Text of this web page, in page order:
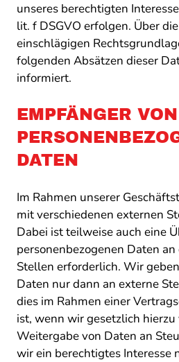
unseres berechtigten
lit. f DSGVO erfolgen. Über
einschlägigen
folgenden Absätzen dieser
informiert.
EMPFÄNGER VON
DATEN
Im Rahmen unserer
mit verschiedenen externen
Dabei ist teilweise auch eine
personenbezogenen Daten
Stellen erforderlich. Wir
Daten nur dann an externe
dies im Rahmen einer
ist, wenn wir gesetzlich
Weitergabe von Daten an
wir ein berechtigtes Interesse